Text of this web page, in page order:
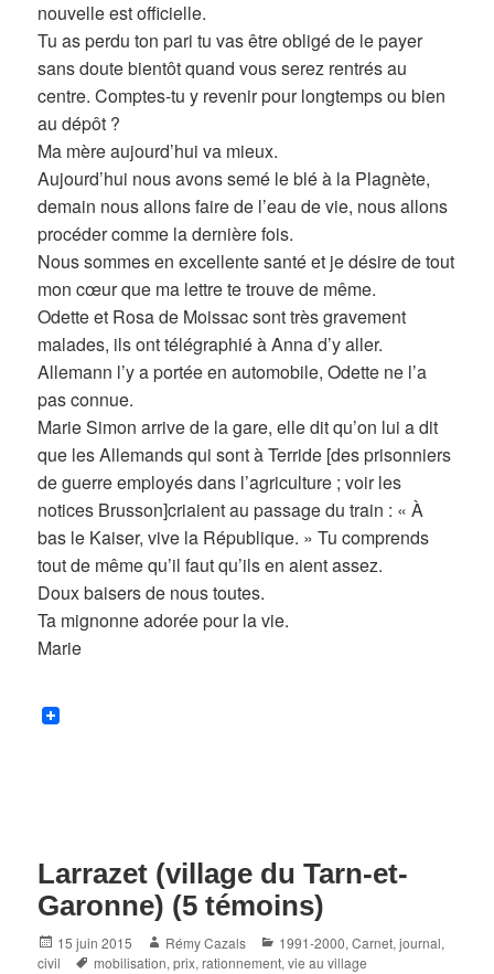
nouvelle est officielle.
Tu as perdu ton pari tu vas être obligé de le payer
sans doute bientôt quand vous serez rentrés au
centre. Comptes-tu y revenir pour longtemps ou bien
au dépôt ?
Ma mère aujourd’hui va mieux.
Aujourd’hui nous avons semé le blé à la Plagnète,
demain nous allons faire de l’eau de vie, nous allons
procéder comme la dernière fois.
Nous sommes en excellente santé et je désire de tout
mon cœur que ma lettre te trouve de même.
Odette et Rosa de Moissac sont très gravement
malades, ils ont télégraphié à Anna d’y aller.
Allemann l’y a portée en automobile, Odette ne l’a
pas connue.
Marie Simon arrive de la gare, elle dit qu’on lui a dit
que les Allemands qui sont à Terride [des prisonniers
de guerre employés dans l’agriculture ; voir les
notices Brusson]criaient au passage du train : « À
bas le Kaiser, vive la République. » Tu comprends
tout de même qu’il faut qu’ils en aient assez.
Doux baisers de nous toutes.
Ta mignonne adorée pour la vie.
Marie
Larrazet (village du Tarn-et-
Garonne) (5 témoins)
Posted
on
15 juin 2015 Author
Rémy Cazals Categories
1991-2000,Carnet, journal,
civil
Tags
mobilisation,prix,rationnement,vie au village